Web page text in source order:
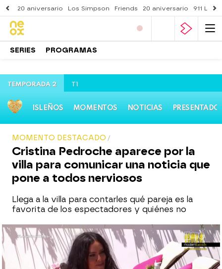
20 aniversario Los Simpson Friends 20 aniversario 911
SERIES PROGRAMAS
TEMPORADA 2 T1
ISLEÑOS MOMENTOS NOTICIAS
MOMENTO DESTACADO
Cristina Pedroche aparece por la
villa para comunicar una noticia que
pone a todos nerviosos
Llega a la villa para contarles qué pareja es la
favorita de los espectadores y quiénes no